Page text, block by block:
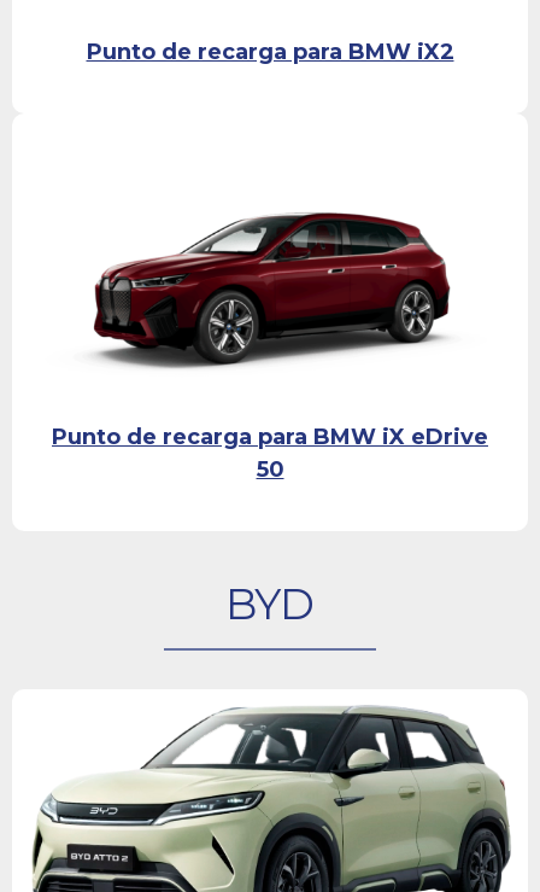
Punto de recarga para BMW iX2
Punto de recarga para BMW iX eDrive
50
BYD